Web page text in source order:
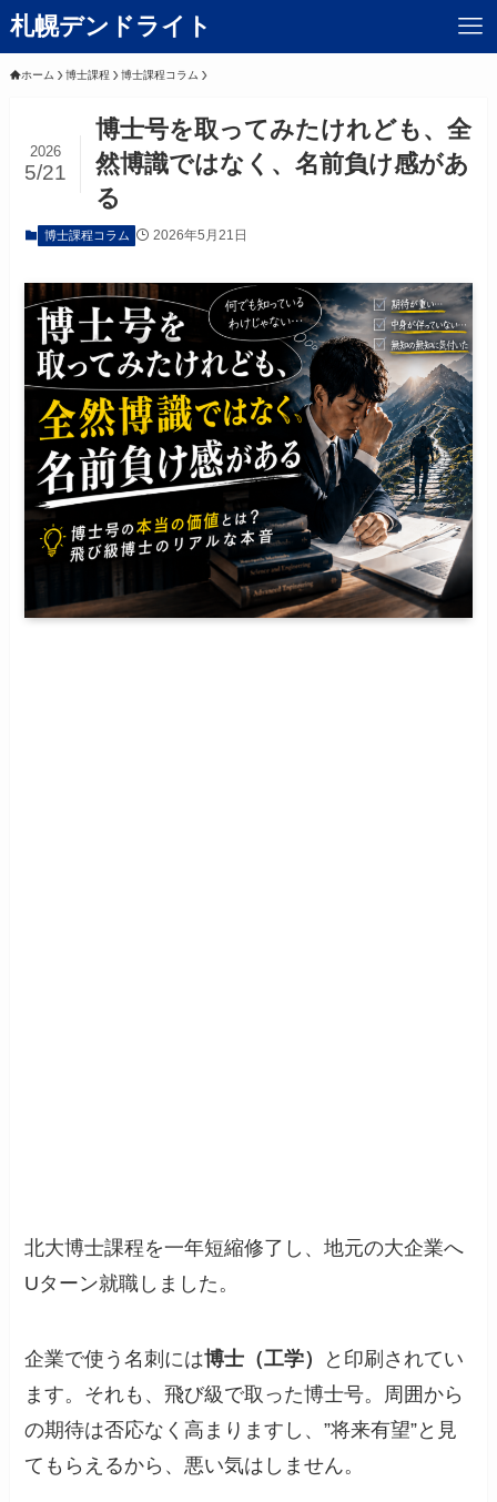
札幌デンドライト
ホーム 博士課程 博士課程コラム
博士号を取ってみたけれども、全
然博識ではなく、名前負け感があ
る
2026
5/21
博士課程コラム 2026年5月21日
北大博士課程を一年短縮修了し、地元の大企業へ
Uターン就職しました。
企業で使う名刺には博士（工学）
と印刷されてい
ます。それも、飛び級で取った博士号。周囲から
の期待は否応なく高まりますし、”将来有望”と見
てもらえるから、悪い気はしません。